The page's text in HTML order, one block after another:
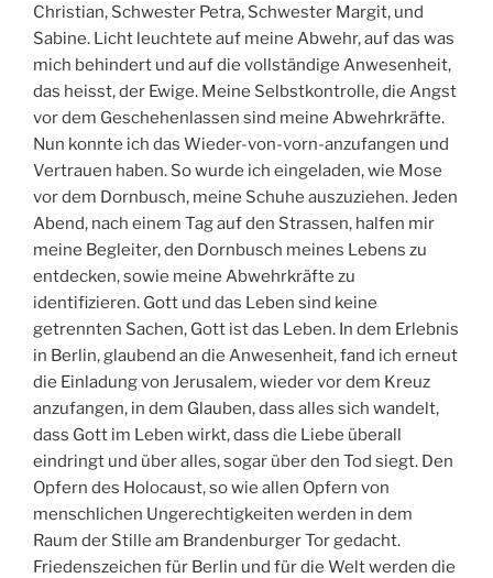
Christian, Schwester Petra, Schwester Margit, und
Sabine. Licht leuchtete auf meine Abwehr, auf das was
mich behindert und auf die vollständige Anwesenheit,
das heisst, der Ewige. Meine Selbstkontrolle, die Angst
vor dem Geschehenlassen sind meine Abwehrkräfte.
Nun konnte ich das Wieder-von-vorn-anzufangen und
Vertrauen haben. So wurde ich eingeladen, wie Mose
vor dem Dornbusch, meine Schuhe auszuziehen. Jeden
Abend, nach einem Tag auf den Strassen, halfen mir
meine Begleiter, den Dornbusch meines Lebens zu
entdecken, sowie meine Abwehrkräfte zu
identifizieren. Gott und das Leben sind keine
getrennten Sachen, Gott ist das Leben. In dem Erlebnis
in Berlin, glaubend an die Anwesenheit, fand ich erneut
die Einladung von Jerusalem, wieder vor dem Kreuz
anzufangen, in dem Glauben, dass alles sich wandelt,
dass Gott im Leben wirkt, dass die Liebe überall
eindringt und über alles, sogar über den Tod siegt. Den
Opfern des Holocaust, so wie allen Opfern von
menschlichen Ungerechtigkeiten werden in dem
Raum der Stille am Brandenburger Tor gedacht.
Friedenszeichen für Berlin und für die Welt werden die